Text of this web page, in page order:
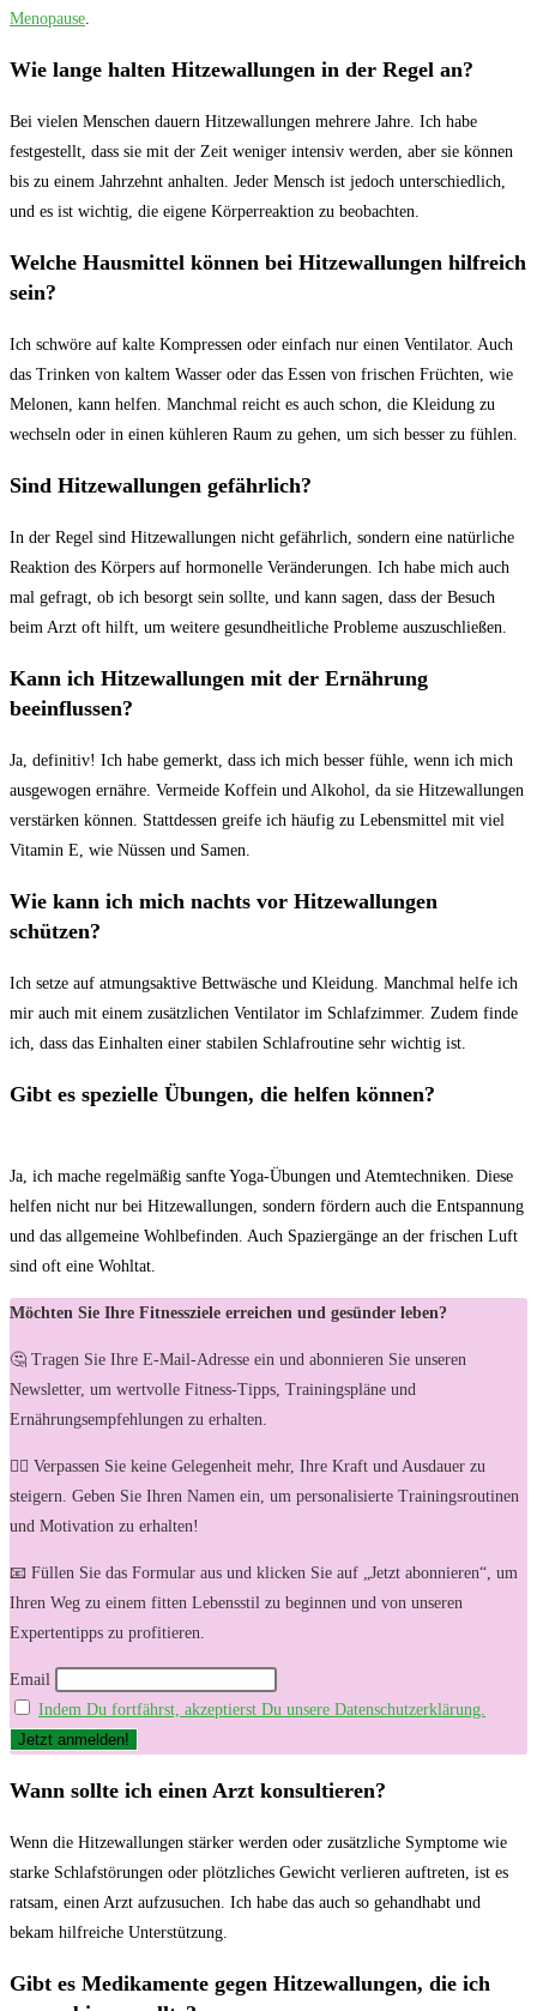
Menopause.
Wie lange halten Hitzewallungen in der Regel an?
Bei vielen Menschen dauern Hitzewallungen mehrere Jahre. Ich habe
festgestellt, dass sie mit der ⁢Zeit weniger intensiv werden, aber sie können
bis zu ⁤einem Jahrzehnt anhalten. Jeder Mensch ist jedoch unterschiedlich,
und es ⁢ist wichtig, die eigene Körperreaktion zu beobachten.
Welche⁤ Hausmittel können bei Hitzewallungen hilfreich
​sein?
Ich schwöre auf⁢ kalte Kompressen oder⁤ einfach nur einen Ventilator. Auch
das Trinken von kaltem Wasser oder das Essen von ⁢frischen Früchten,⁣ wie
Melonen,‌ kann⁣ helfen. Manchmal reicht es auch schon, die Kleidung zu
wechseln oder in einen kühleren ‍Raum ‌zu gehen,​ um sich besser zu​ fühlen.
Sind Hitzewallungen ⁢gefährlich?
In der Regel sind Hitzewallungen nicht ⁣gefährlich, sondern eine natürliche⁢
Reaktion des Körpers auf hormonelle Veränderungen. Ich‌ habe mich auch
mal gefragt, ‌ob ich‍ besorgt sein sollte, und kann sagen, dass der Besuch
beim Arzt oft hilft, ‍um weitere gesundheitliche ⁣Probleme auszuschließen.
Kann ich⁢ Hitzewallungen mit der Ernährung
beeinflussen?
Ja, ‍definitiv! Ich habe gemerkt, dass ich mich besser fühle, wenn ich mich
ausgewogen ‍ernähre.⁢ Vermeide Koffein und ‌Alkohol, ⁢da sie Hitzewallungen
verstärken können. Stattdessen ⁣greife ich häufig zu Lebensmittel mit viel
Vitamin E, wie Nüssen und Samen.
Wie⁣ kann ich mich nachts vor Hitzewallungen
schützen?
Ich setze auf atmungsaktive Bettwäsche und Kleidung. Manchmal helfe ich
mir auch mit ⁢einem zusätzlichen Ventilator im ⁢Schlafzimmer. Zudem finde
ich, dass⁢ das Einhalten einer stabilen Schlafroutine sehr wichtig ‌ist.
Gibt ‍es spezielle Übungen, die ‍helfen können?
Ja, ich ‍mache⁢ regelmäßig sanfte Yoga-Übungen ⁢und Atemtechniken. Diese
helfen‍ nicht nur bei Hitzewallungen, sondern fördern auch⁣ die Entspannung
und das⁢ allgemeine Wohlbefinden.⁣ Auch Spaziergänge an der frischen Luft
sind oft eine ‍Wohltat.
Möchten Sie Ihre Fitnessziele erreichen und gesünder leben?
🤔 Tragen Sie Ihre E-Mail-Adresse ein und abonnieren Sie unseren
Newsletter, um wertvolle Fitness-Tipps, Trainingspläne und
Ernährungsempfehlungen zu erhalten.
🏋️‍♀️ Verpassen Sie keine Gelegenheit mehr, Ihre Kraft und Ausdauer zu
steigern. Geben Sie Ihren Namen ein, um personalisierte Trainingsroutinen
und Motivation zu erhalten!
📧 Füllen Sie das Formular aus und klicken Sie auf „Jetzt abonnieren“, um
Ihren Weg zu einem fitten Lebensstil zu beginnen und von unseren
Expertentipps zu profitieren.
Email
Indem Du fortfährst, akzeptierst Du unsere Datenschutzerklärung.
Wann sollte ich einen Arzt konsultieren?
Wenn die Hitzewallungen ⁤stärker werden oder zusätzliche Symptome wie
starke ⁣Schlafstörungen oder plötzliches Gewicht verlieren auftreten, ist es
ratsam, einen‌ Arzt⁤ aufzusuchen. ⁣Ich habe das auch so ‍gehandhabt ⁣und
bekam hilfreiche Unterstützung.
Gibt ​es Medikamente gegen Hitzewallungen, die ich